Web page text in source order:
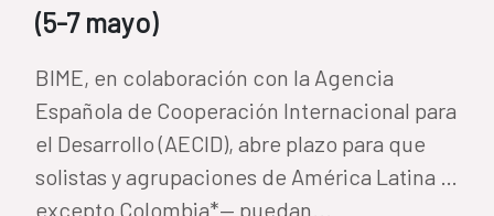
(5-7 mayo)
BIME, en colaboración con la Agencia
Española de Cooperación Internacional para
el Desarrollo (AECID), abre plazo para que
solistas y agrupaciones de América Latina —
excepto Colombia*— puedan...